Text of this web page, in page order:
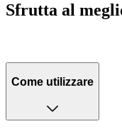
Sfrutta al
Come utilizzare